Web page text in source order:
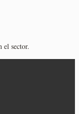
el sector.